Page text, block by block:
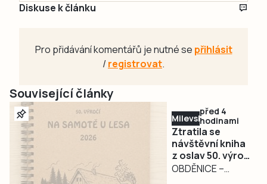
Diskuse k článku
Pro přidávání komentářů je nutné se přihlásit
/registrovat.
Související články
Milevsko
před 4
hodinami
Ztratila se
návštěvní kniha
z oslav 50. výročí
filmu Na samotě
OBDĚNICE –